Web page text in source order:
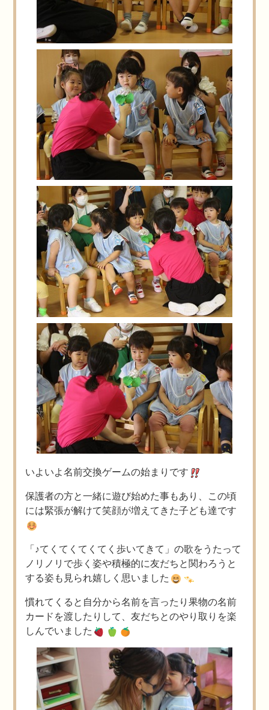
いよいよ名前交換ゲームの始まりです
保護者の方と一緒に遊び始めた事もあり、この頃
には緊張が解けて笑顔が増えてきた子ども達です
「♪てくてくてくてく歩いてきて」の歌をうたって
ノリノリで歩く姿や積極的に友だちと関わろうと
する姿も見られ嬉しく思いました
慣れてくると自分から名前を言ったり果物の名前
カードを渡したりして、友だちとのやり取りを楽
しんでいました